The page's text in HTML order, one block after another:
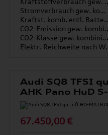
Stromverbrauch gew. kombiniert
Kraftst.
CO2-
CO2-Klasse gew. kombiniert
Elektr.
Audi SQ8 TFSI
AHK Pano HuD
67.450,00 €